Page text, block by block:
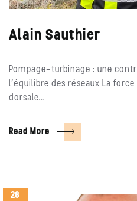
Alain Sauthier
Pompage-turbinage : une
l’équilibre des réseaux La
dorsale…
Read More
28